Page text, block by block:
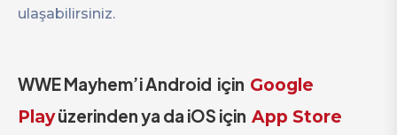
ulaşabilirsiniz.
WWE Mayhem’i Android için Google
Playüzerinden ya da iOS için App Store